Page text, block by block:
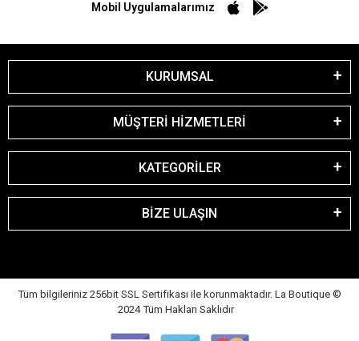
Mobil Uygulamalarımız
KURUMSAL
MÜŞTERİ HİZMETLERİ
KATEGORİLER
BİZE ULAŞIN
Tüm bilgileriniz 256bit SSL Sertifikası ile korunmaktadır. La Boutique ©
2024 Tüm Hakları Saklıdır